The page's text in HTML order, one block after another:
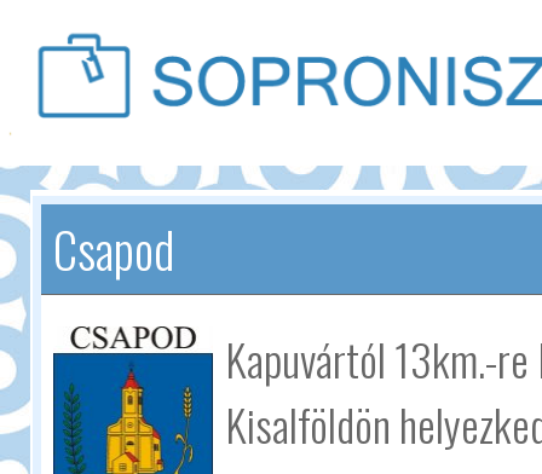
Csapod
Kapuvártól 13km.-
Kisalföldön